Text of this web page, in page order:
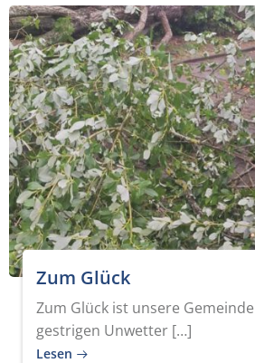
Zum Glück
Zum Glück ist unsere
gestrigen Unwetter […]
Lesen